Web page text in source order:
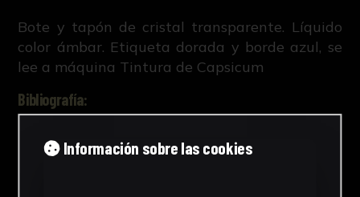
Bote y tapón de cristal transparente. Líquido
color ámbar. Etiqueta dorada y borde azul, se
lee a máquina Tintura de Capsicum
Bibliografía:
conservación y difusión de la colección
Información sobre las cookies